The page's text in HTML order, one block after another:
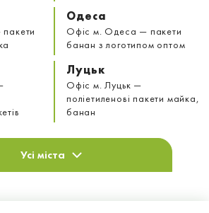
Одеса
Офіс м. Одеса — пакети
банан з логотипом оптом
Луцьк
Офіс м. Луцьк —
поліетиленові пакети майка,
банан
Усі міста